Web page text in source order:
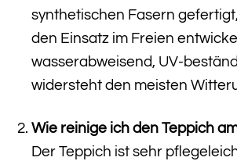
synthetischen Fasern
den Einsatz im Freien
wasserabweisend, UV-
widersteht den meisten
Wie reinige ich den Teppich
Der Teppich ist sehr